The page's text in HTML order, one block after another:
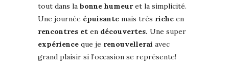
tout dans la bonne humeuret la simplicité.
Une journée épuisante mais très riche en
rencontres et en découvertes. Une super
expérience que je renouvellerai avec
grand plaisir si l’occasion se représente!